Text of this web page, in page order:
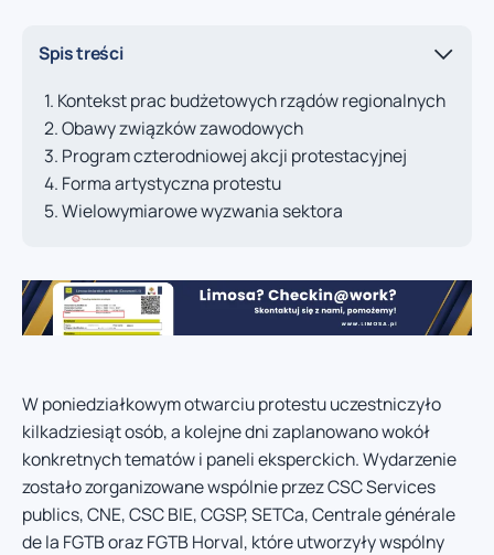
Spis treści
Kontekst prac budżetowych rządów regionalnych
Obawy związków zawodowych
Program czterodniowej akcji protestacyjnej
Forma artystyczna protestu
Wielowymiarowe wyzwania sektora
W poniedziałkowym otwarciu protestu uczestniczyło
kilkadziesiąt osób, a kolejne dni zaplanowano wokół
konkretnych tematów i paneli eksperckich. Wydarzenie
zostało zorganizowane wspólnie przez CSC Services
publics, CNE, CSC BIE, CGSP, SETCa, Centrale générale
de la FGTB oraz FGTB Horval, które utworzyły wspólny